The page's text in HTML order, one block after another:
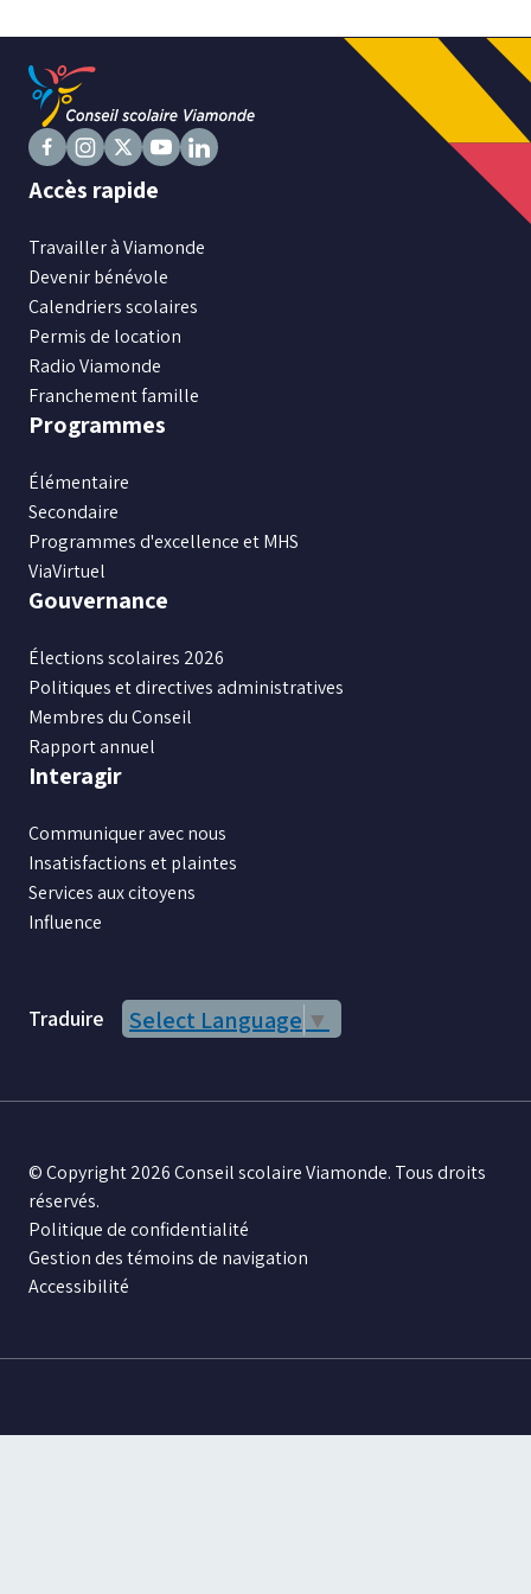
Niveau
Tous
Élémentaire
Secondaire
RECHERCHER
Suivez
sur
Facebook
Suivez
sur
Instagram
Suivez
nous
sur
X
Suivez
sur
Accès rapide
Travailler à Viamonde
Devenir bénévole
Calendriers scolaires
Permis de location
Radio Viamonde
Franchement famille
Programmes
Élémentaire
Secondaire
Programmes d'excellence et MHS
ViaVirtuel
Gouvernance
Élections scolaires 2026
Politiques et directives administratives
Membres du Conseil
Rapport annuel
Interagir
Communiquer avec nous
Insatisfactions et plaintes
Services aux citoyens
Influence
Traduire Select Language ▼
© Copyright 2026 Conseil scolaire Viamonde. Tous droits
réservés.
Politique de confidentialité
Gestion des témoins de navigation
Accessibilité